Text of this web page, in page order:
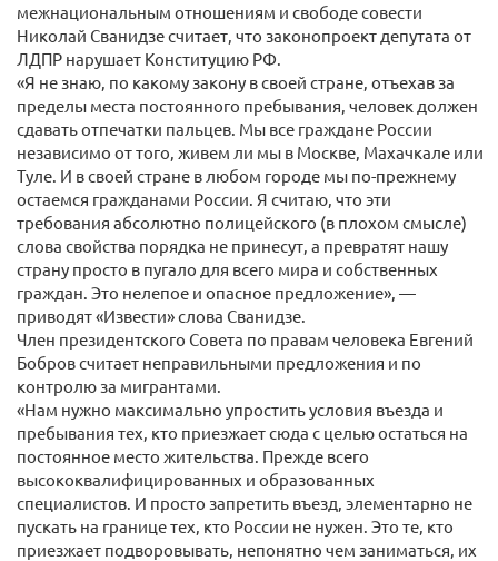
межнациональным отношениям и свободе совести
Николай Сванидзе считает, что законопроект депутата от
ЛДПР нарушает Конституцию РФ.
«Я не знаю, по какому закону в своей стране, отъехав за
пределы места постоянного пребывания, человек должен
сдавать отпечатки пальцев. Мы все граждане России
независимо от того, живем ли мы в Москве, Махачкале или
Туле. И в своей стране в любом городе мы по-прежнему
остаемся гражданами России. Я считаю, что эти
требования абсолютно полицейского (в плохом смысле)
слова свойства порядка не принесут, а превратят нашу
страну просто в пугало для всего мира и собственных
граждан. Это нелепое и опасное предложение», —
приводят «Извести» слова Сванидзе.
Член президентского Совета по правам человека Евгений
Бобров считает неправильными предложения и по
контролю за мигрантами.
«Нам нужно максимально упростить условия въезда и
пребывания тех, кто приезжает сюда с целью остаться на
постоянное место жительства. Прежде всего
высококвалифицированных и образованных
специалистов. И просто запретить въезд, элементарно не
пускать на границе тех, кто России не нужен. Это те, кто
приезжает подворовывать, непонятно чем заниматься, их